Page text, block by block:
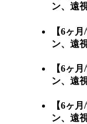
ン、遠
【6ヶ
ン、遠
【6ヶ
ン、遠
【6ヶ
ン、遠